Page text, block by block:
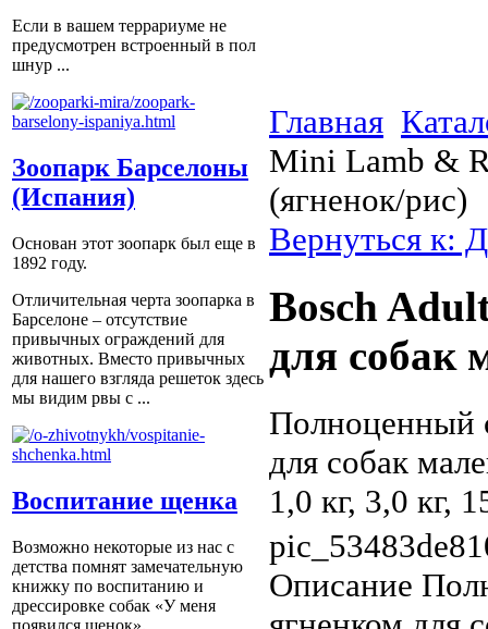
Если в вашем террариуме не
предусмотрен встроенный в пол
шнур ...
Зоопарк Барселоны
(Испания)
Основан этот зоопарк был еще в
1892 году.
Отличительная черта зоопарка в
Барселоне – отсутствие
привычных ограждений для
животных. Вместо привычных
для нашего взгляда решеток здесь
мы видим рвы с ...
Воспитание щенка
Возможно некоторые из нас с
детства помнят замечательную
книжку по воспитанию и
дрессировке собак «У меня
появился щенок».
Главная
Mini Lamb &
(ягненок/рис)
Вернуться к:
Bosch
для собак
Полноценный
для собак
1,0 кг, 3,0 кг,
Описание